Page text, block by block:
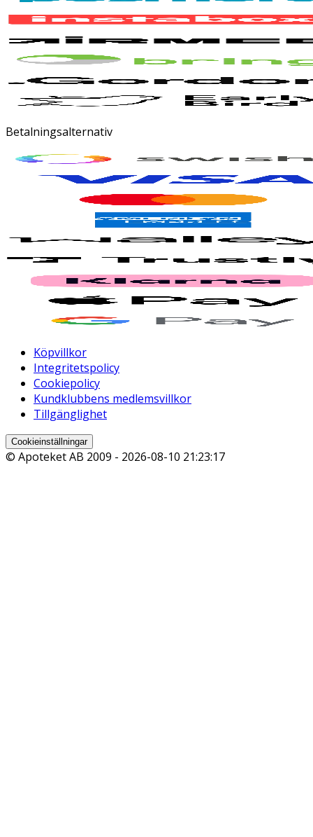
Betalningsalternativ
Köpvillkor
Integritetspolicy
Cookiepolicy
Kundklubbens medlemsvillkor
Tillgänglighet
Cookieinställningar
© Apoteket AB 2009 - 2026-08-10 21:23:17